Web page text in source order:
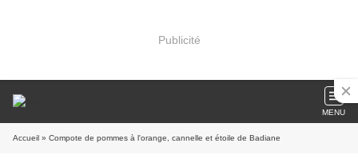
Publicité
MENU
Accueil » Compote de pommes à l'orange, cannelle et étoile de Badiane